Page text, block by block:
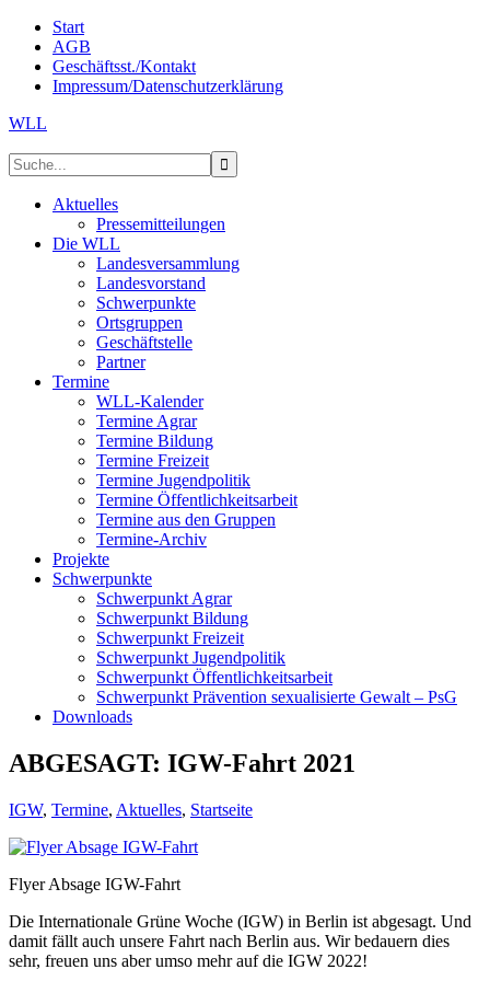
Start
AGB
Geschäftsst./Kontakt
Impressum/Datenschutzerklärung
WLL
Aktuelles
Pressemitteilungen
Die WLL
Landesversammlung
Landesvorstand
Schwerpunkte
Ortsgruppen
Geschäftstelle
Partner
Termine
WLL-Kalender
Termine Agrar
Termine Bildung
Termine Freizeit
Termine Jugendpolitik
Termine Öffentlichkeitsarbeit
Termine aus den Gruppen
Termine-Archiv
Projekte
Schwerpunkte
Schwerpunkt Agrar
Schwerpunkt Bildung
Schwerpunkt Freizeit
Schwerpunkt Jugendpolitik
Schwerpunkt Öffentlichkeitsarbeit
Schwerpunkt Prävention sexualisierte Gewalt – PsG
Downloads
ABGESAGT: IGW-Fahrt 2021
IGW, Termine, Aktuelles, Startseite
Flyer Absage IGW-Fahrt
Die Internationale Grüne Woche (IGW) in Berlin ist abgesagt. Und
damit fällt auch unsere Fahrt nach Berlin aus. Wir bedauern dies
sehr, freuen uns aber umso mehr auf die IGW 2022!